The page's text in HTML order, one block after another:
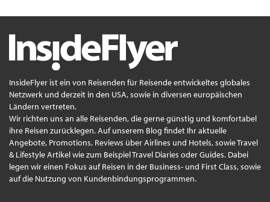
InsideFlyer ist ein von Reisenden für Reisende entwickeltes globales
Netzwerk und derzeit in den USA, sowie in diversen europäischen
Ländern vertreten.
Wir richten uns an alle Reisenden, die gerne günstig und komfortabel
ihre Reisen zurücklegen. Auf unserem Blog findet Ihr aktuelle
Angebote, Promotions, Reviews über Airlines und Hotels, sowie Travel
& Lifestyle Artikel wie zum Beispiel Travel Diaries oder Guides. Dabei
legen wir einen Fokus auf Reisen in der Business- und First Class, sowie
auf die Nutzung von Kundenbindungsprogrammen.